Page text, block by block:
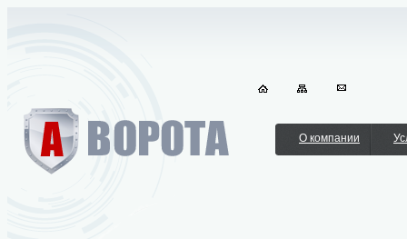
О компании